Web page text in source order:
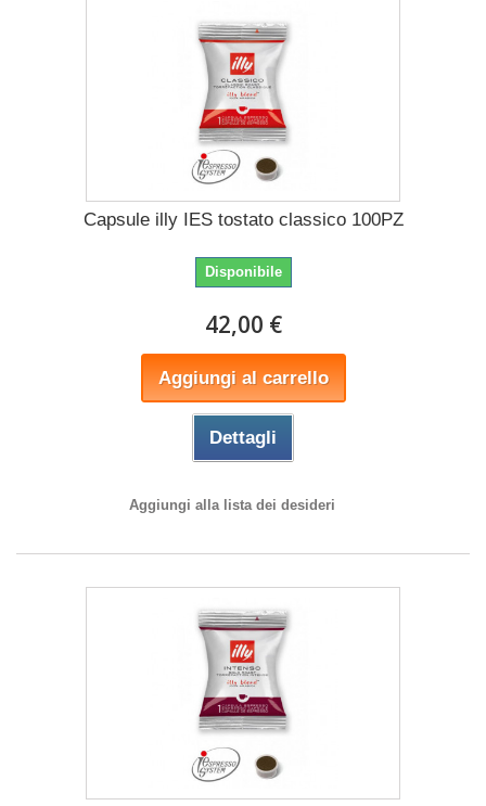
Capsule illy IES tostato classico 100PZ
Disponibile
42,00 €
Aggiungi al carrello
Dettagli
Aggiungi alla lista dei desideri